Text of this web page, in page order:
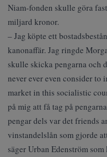
Niam-fonden skulle göra
miljard kronor.
– Jag köpte ett
kanonaffär. Jag ringde
skulle skicka pengarna och
never ever even consider to
market in this socialistic
på mig att få tag på
pengar dels var det friends
vinstandelslån som gjorde
säger Urban Edenström